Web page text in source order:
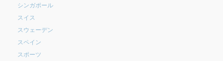
シンガポール
スイス
スウェーデン
スペイン
スポーツ